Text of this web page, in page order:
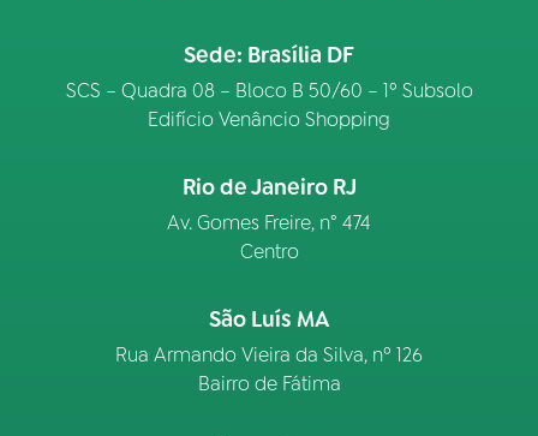
Sede: Brasília DF
SCS – Quadra 08 – Bloco B 50/60 – 1º Subsolo
Edifício Venâncio Shopping
Rio de Janeiro RJ
Av. Gomes Freire, n° 474
Centro
São Luís MA
Rua Armando Vieira da Silva, nº 126
Bairro de Fátima